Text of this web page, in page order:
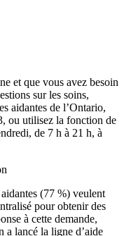
et que vous avez besoin
sur les soins,
aidantes de l’Ontario,
ou utilisez la fonction de
de 7 h à 21 h, à
(77 %) veulent
pour obtenir des
à cette demande,
a lancé la ligne d’aide